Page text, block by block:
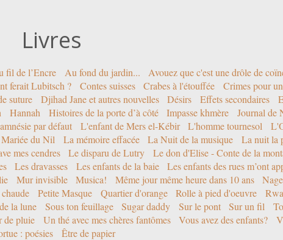
Livres
fil de l’Encre Au fond du jardin... Avouez que c'est une drôle de
ferait Lubitsch ? Contes suisses Crabes à l'étouffée Crimes pour
suture Djihad Jane et autres nouvelles Désirs Effets secondaires
Hannah Histoires de la porte d’à côté Impasse khmère Journal de
par défaut L'enfant de Mers el-Kébir L'homme tournesol
du Nil La mémoire effacée La Nuit de la musique
La nuit la
mes cendres Le disparu de Lutry Le don d'Elise - Conte de la
Les dravasses Les enfants de la baie
Les enfants des rues m’ont
Mur invisible Musica! Même jour même heure dans 10 ans
Petite Masque Quartier d'orange Rolle à pied d'oeuvre
la lune Sous ton feuillage Sugar daddy Sur le pont Sur un fil
de pluie Un thé avec mes chères fantômes Vous avez des enfants?
: poésies
Être de papier